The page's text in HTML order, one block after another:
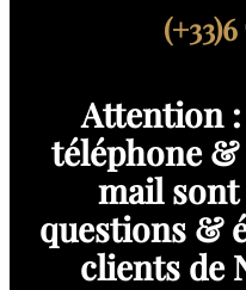
(+33)6
Attention
téléphone &
mail sont
questions &
clients de